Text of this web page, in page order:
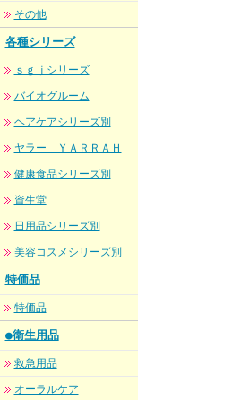
その他
各種シリーズ
ｓｇｊシリーズ
バイオグルーム
ヘアケアシリーズ別
ヤラー ＹＡＲＲＡＨ
健康食品シリーズ別
資生堂
日用品シリーズ別
美容コスメシリーズ別
特価品
特価品
●衛生用品
救急用品
オーラルケア